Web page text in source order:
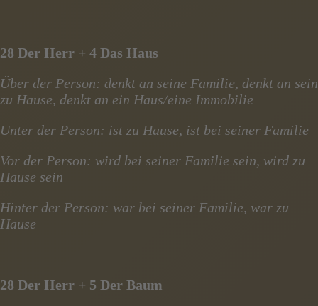
28 Der Herr + 4 Das Haus
Über der Person: denkt an seine Familie, denkt an sein
zu Hause, denkt an ein Haus/eine Immobilie
Unter der Person: ist zu Hause, ist bei seiner Familie
Vor der Person: wird bei seiner Familie sein, wird zu
Hause sein
Hinter der Person: war bei seiner Familie, war zu
Hause
28 Der Herr + 5 Der Baum